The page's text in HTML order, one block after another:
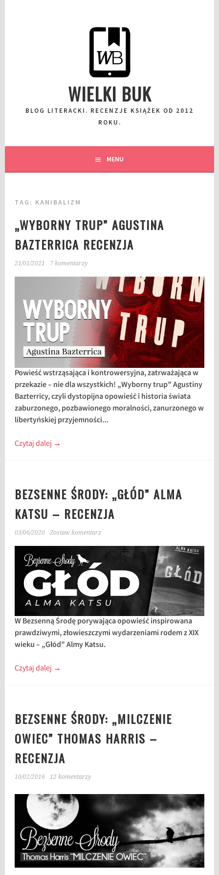
WIELKI BUK
BLOG LITERACKI. RECENZJE KSIĄŻEK OD 2012
ROKU.
MENU
TAG: KANIBALIZM
„WYBORNY TRUP” AGUSTINA
BAZTERRICA RECENZJA
21/01/2021 7 komentarzy
Powieść wstrząsająca i kontrowersyjna, zatrważająca w
przekazie – nie dla wszystkich! „Wyborny trup” Agustiny
Bazterricy, czyli dystopijna opowieść i historia świata
zaburzonego, pozbawionego moralności, zanurzonego w
libertyńskiej przyjemności…
Czytaj dalej →
BEZSENNE ŚRODY: „GŁÓD” ALMA
KATSU – RECENZJA
03/06/2020 Zostaw komentarz
W Bezsenną Środę porywająca opowieść inspirowana
prawdziwymi, złowieszczymi wydarzeniami rodem z XIX
wieku – „Głód” Almy Katsu.
Czytaj dalej →
BEZSENNE ŚRODY: „MILCZENIE
OWIEC” THOMAS HARRIS –
RECENZJA
10/02/2016 12 komentarzy